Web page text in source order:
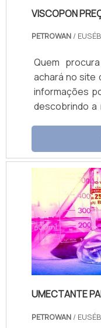
VISCOPON
PETROWAN /
Quem
achará no site
informações
descobrindo a
preço
encontrará
distribuição de
DETALHES
Petrowan
proporcionar
d...
UMECTANTE
PETROWAN /